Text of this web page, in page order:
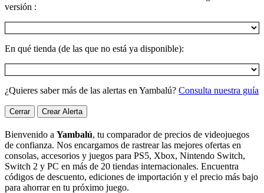
versión :
En qué tienda (de las que no está ya disponible):
¿Quieres saber más de las alertas en Yambalú? Consulta nuestra guía
Cerrar Crear Alerta
Bienvenido a Yambalú, tu comparador de precios de videojuegos
de confianza. Nos encargamos de rastrear las mejores ofertas en
consolas, accesorios y juegos para PS5, Xbox, Nintendo Switch,
Switch 2 y PC en más de 20 tiendas internacionales. Encuentra
códigos de descuento, ediciones de importación y el precio más bajo
para ahorrar en tu próximo juego.